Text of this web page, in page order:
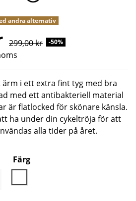
andra alternativ
299,00 kr -50%
i ett extra fint tyg med bra
med ett antibakteriell material
är flatlocked för skönare känsla.
ha under din cykeltröja för att
alla tider på året.
Färg